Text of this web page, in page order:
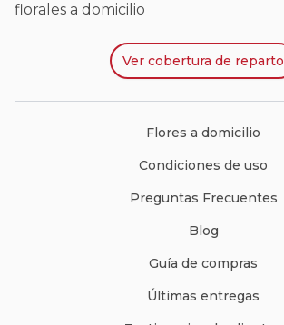
florales a domicilio
Ver cobertura de reparto
Flores a domicilio
Condiciones de uso
Preguntas Frecuentes
Blog
Guía de compras
Últimas entregas